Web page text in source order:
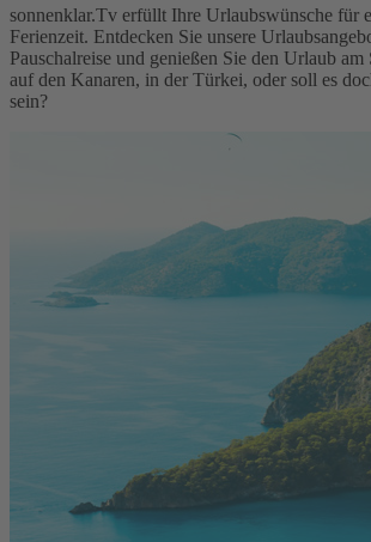
sonnenklar.Tv erfüllt Ihre Urlaubswünsche für
Ferienzeit. Entdecken Sie unsere
Pauschalreise und genießen Sie den Urlaub
auf den Kanaren, in der Türkei, oder soll es
sein?